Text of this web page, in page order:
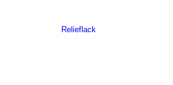
Relieflack